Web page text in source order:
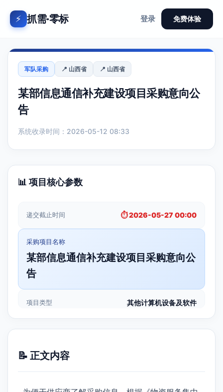
⚡ 抓需·零标 登录 免费体验
军队采购 📍 山西省 📍 山西省
某部信息通信补充建设项目采购意向公
告
系统收录时间：2026-05-12 08:33
📊 项目核心参数
递交截止时间 ⏱️ 2026-05-27 00:00
采购项目名称
某部信息通信补充建设项目采购意向公
告
项目类型 其他计算机设备及软件
📝 正文内容